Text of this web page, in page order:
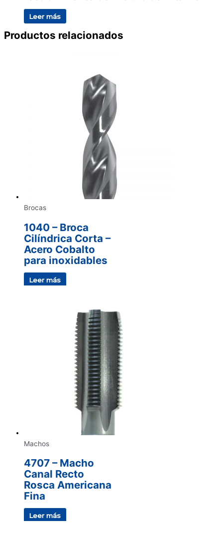
Leer más
Productos relacionados
Brocas
1040 – Broca
Cilíndrica Corta –
Acero Cobalto
para inoxidables
Leer más
Machos
4707 – Macho
Canal Recto
Rosca Americana
Fina
Leer más